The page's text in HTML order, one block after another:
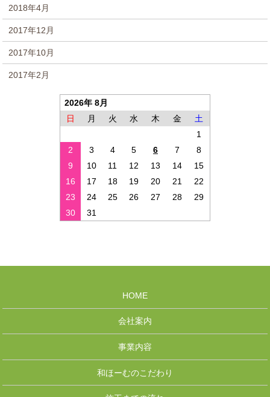
2018年4月
2017年12月
2017年10月
2017年2月
2026年 8月
日
月 火 水 木 金
土
1
2
3 4 5 6 7
8
9
10 11 12 13 14
15
16
17 18 19 20 21
22
23
24 25 26 27 28
29
30
31
HOME
会社案内
事業内容
和ほーむのこだわり